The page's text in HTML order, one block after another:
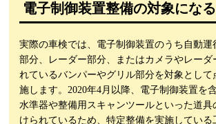
電子制御装置整備の対象にな
実際の車検では、電子制御装置のうち自動運
部分、レーダー部分、またはカメラやレーダ
れているバンパーやグリル部分を対象として
施します。2020年4月以降、電子制御装置を
水準器や整備用スキャンツールといった道具
けられているため、特定整備を実施している